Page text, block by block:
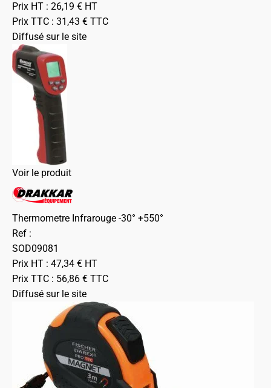
Prix HT : 26,19 € HT
Prix TTC : 31,43 € TTC
Diffusé sur le site
Voir le produit
Thermometre Infrarouge -30° +550°
Ref :
SOD09081
Prix HT : 47,34 € HT
Prix TTC : 56,86 € TTC
Diffusé sur le site